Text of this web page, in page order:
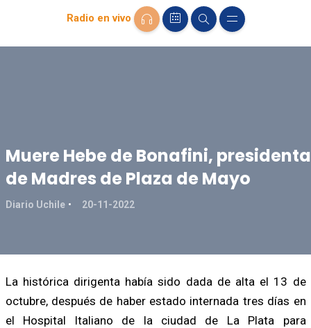
Radio en vivo
Muere Hebe de Bonafini, presidenta
de Madres de Plaza de Mayo
Diario Uchile 20-11-2022
La histórica dirigenta había sido dada de alta el 13 de
octubre, después de haber estado internada tres días en
el Hospital Italiano de la ciudad de La Plata para